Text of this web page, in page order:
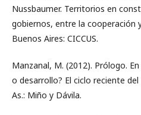
Nussbaumer. Territorios en
gobiernos, entre la cooperación
Buenos Aires: CICCUS.
Manzanal, M. (2012). Prólogo.
o desarrollo? El ciclo reciente
As.: Miño y Dávila.